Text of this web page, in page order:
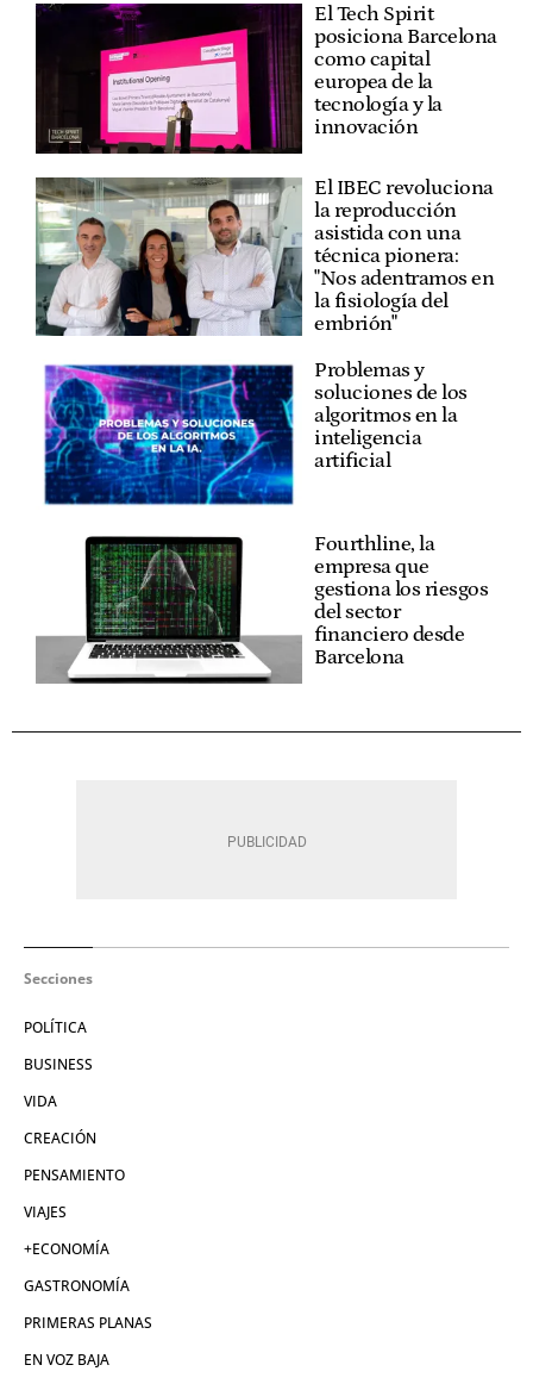
El Tech Spirit
posiciona Barcelona
como capital
europea de la
tecnología y la
innovación
El IBEC revoluciona
la reproducción
asistida con una
técnica pionera:
"Nos adentramos en
la fisiología del
embrión"
Problemas y
soluciones de los
algoritmos en la
inteligencia
artificial
Fourthline, la
empresa que
gestiona los riesgos
del sector
financiero desde
Barcelona
Secciones
POLÍTICA
BUSINESS
VIDA
CREACIÓN
PENSAMIENTO
VIAJES
+ECONOMÍA
GASTRONOMÍA
PRIMERAS PLANAS
EN VOZ BAJA